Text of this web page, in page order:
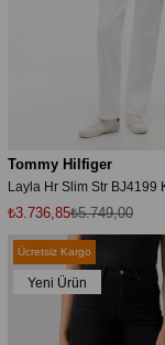
Tommy Hilfiger
₺3.736,85₺5.749,00
Ücretsiz Kargo
Yeni Ürün